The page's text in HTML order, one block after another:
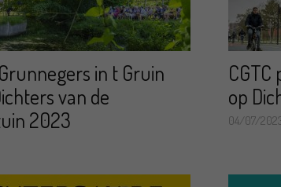
in t Gruin
van de
2023
op
04/07/